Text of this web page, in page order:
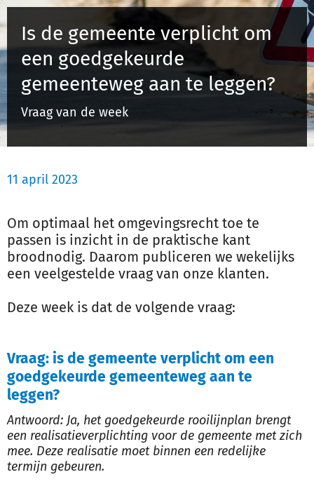
Opleidingen
Juridisch Advies
Schulinck Omgevingsrecht Databank
Registreren
Is de gemeente verplicht om
een goedgekeurde
gemeenteweg aan te leggen?
Vraag van de week
11 april 2023
Om optimaal het omgevingsrecht toe te
passen is inzicht in de praktische kant
broodnodig. Daarom publiceren we wekelijks
een veelgestelde vraag van onze klanten.
Deze week is dat de volgende vraag:
Vraag: is de gemeente verplicht om een
goedgekeurde gemeenteweg aan te
leggen?
Antwoord: Ja, het goedgekeurde rooilijnplan brengt
een realisatieverplichting voor de gemeente met zich
mee. Deze realisatie moet binnen een redelijke
termijn gebeuren.